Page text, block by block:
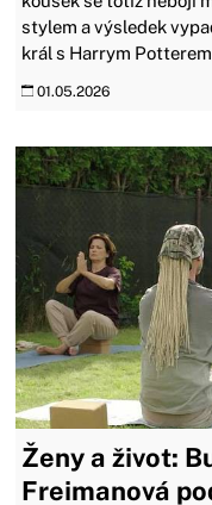
stylem a výsledek
král s Harrym
01.05.2026
Ženy a život:
Freimanová